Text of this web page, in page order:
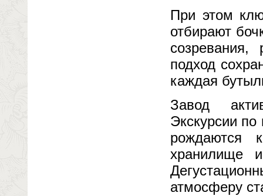
При этом
отбирают
созревания,
подход
каждая
Завод
Экскурсии
рождаются
хранилище
атмосферу